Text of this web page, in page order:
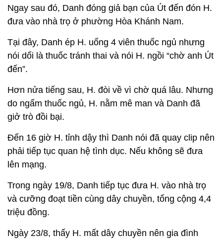
Ngay sau đó, Danh đóng giả bạn của Út đến đón H.
đưa vào nhà trọ ở phường Hòa Khánh Nam.
Tại đây, Danh ép H. uống 4 viên thuốc ngủ nhưng
nói dối là thuốc tránh thai và nói H. ngồi “chờ anh Út
đến”.
Hơn nửa tiếng sau, H. đòi về vì chờ quá lâu. Nhưng
do ngấm thuốc ngủ, H. nằm mê man và Danh đã
giở trò đồi bại.
Đến 16 giờ H. tỉnh dậy thì Danh nói đã quay clip nên
phải tiếp tục quan hệ tình dục. Nếu không sẽ đưa
lên mạng.
Trong ngày 19/8, Danh tiếp tục đưa H. vào nhà trọ
và cưỡng đoạt tiền cùng dây chuyền, tổng cộng 4,4
triệu đồng.
Ngày 23/8, thấy H. mất dây chuyền nên gia đình